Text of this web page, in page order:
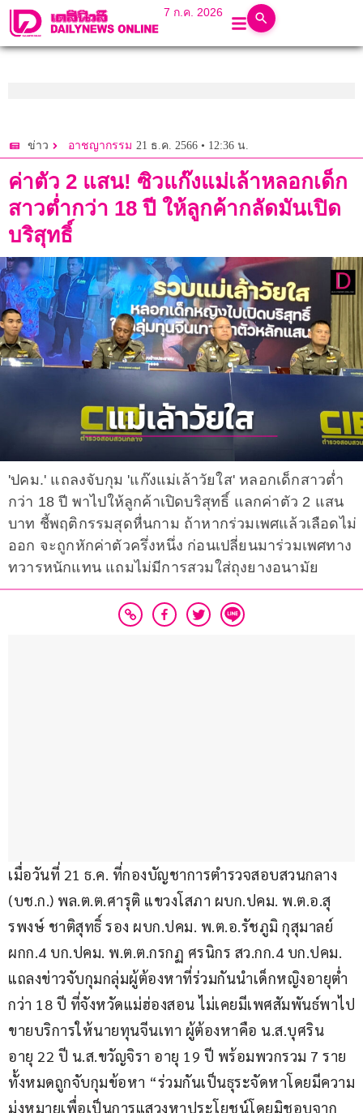
7 ก.ค. 2026
ข่าว อาชญากรรม 21 ธ.ค. 2566 • 12:36 น.
ค่าตัว 2 แสน! ซิวแก๊งแม่เล้าหลอกเด็ก
สาวต่ำกว่า 18 ปี ให้ลูกค้ากลัดมันเปิด
บริสุทธิ์
'ปคม.' แถลงจับกุม 'แก๊งแม่เล้าวัยใส' หลอกเด็กสาวต่ำ
กว่า 18 ปี พาไปให้ลูกค้าเปิดบริสุทธิ์ แลกค่าตัว 2 แสน
บาท ชี้พฤติกรรมสุดหื่นกาม ถ้าหากร่วมเพศแล้วเลือดไม่
ออก จะถูกหักค่าตัวครึ่งหนึ่ง ก่อนเปลี่ยนมาร่วมเพศทาง
ทวารหนักแทน แถมไม่มีการสวมใส่ถุงยางอนามัย
เมื่อวันที่ 21 ธ.ค. ที่กองบัญชาการตำรวจสอบสวนกลาง
(บช.ก.) พล.ต.ต.ศารุติ แขวงโสภา ผบก.ปคม. พ.ต.อ.สุ
รพงษ์ ชาติสุทธิ์ รอง ผบก.ปคม. พ.ต.อ.รัชภูมิ กุสุมาลย์
ผกก.4 บก.ปคม. พ.ต.ต.กรกฏ ศรนิกร สว.กก.4 บก.ปคม.
แถลงข่าวจับกุมกลุ่มผู้ต้องหาที่ร่วมกันนำเด็กหญิงอายุต่ำ
กว่า 18 ปี ที่จังหวัดแม่ฮ่องสอน ไม่เคยมีเพศสัมพันธ์พาไป
ขายบริการให้นายทุนจีนเทา ผู้ต้องหาคือ น.ส.บุศริน
อายุ 22 ปี น.ส.ขวัญจิรา อายุ 19 ปี พร้อมพวกรวม 7 ราย
ทั้งหมดถูกจับกุมข้อหา “ร่วมกันเป็นธุระจัดหาโดยมีความ
มุ่งหมายเพื่อเป็นการแสวงหาประโยชน์โดยมิชอบจาก